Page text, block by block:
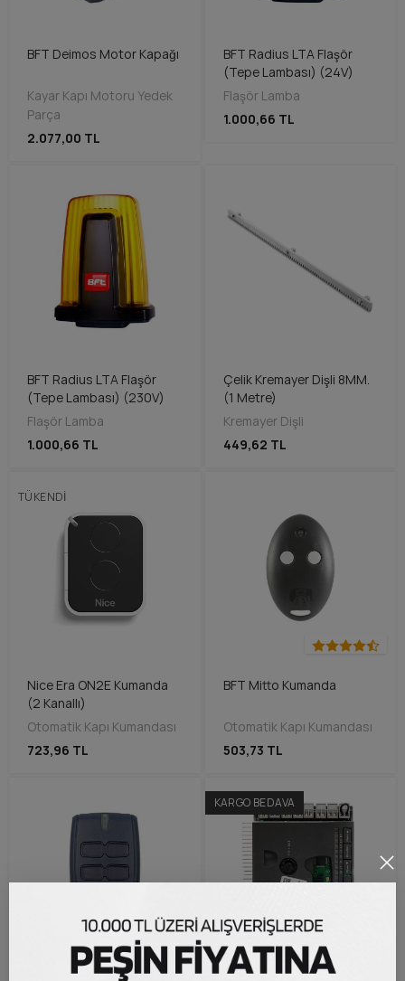
BFT Deimos Motor Kapağı
Kayar Kapı Motoru Yedek
Parça
2.077,00 TL
BFT Radius LTA Flaşör
(Tepe Lambası) (24V)
Flaşör Lamba
1.000,66 TL
BFT Radius LTA Flaşör
(Tepe Lambası) (230V)
Flaşör Lamba
1.000,66 TL
Çelik Kremayer Dişli 8MM.
(1 Metre)
Kremayer Dişli
449,62 TL
TÜKENDI
Nice Era ON2E Kumanda
(2 Kanallı)
Otomatik Kapı Kumandası
723,96 TL
BFT Mitto Kumanda
Otomatik Kapı Kumandası
503,73 TL
KARGO BEDAVA